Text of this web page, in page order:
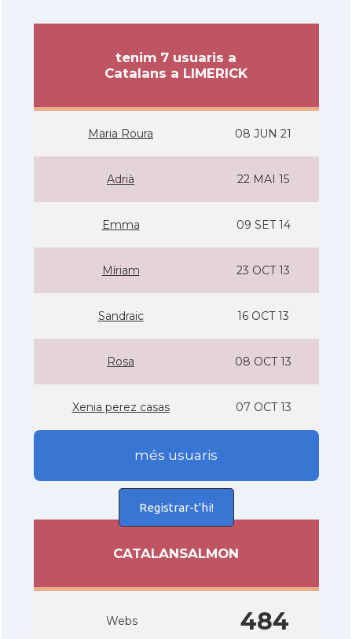
tenim 7 usuaris a
Catalans a LIMERICK
Maria Roura 08 JUN 21
Adrià 22 MAI 15
Emma 09 SET 14
Mí­riam 23 OCT 13
Sandraic 16 OCT 13
Rosa 08 OCT 13
Xenia perez casas 07 OCT 13
més usuaris
Registrar-t'hi!
CATALANSALMON
Webs 484